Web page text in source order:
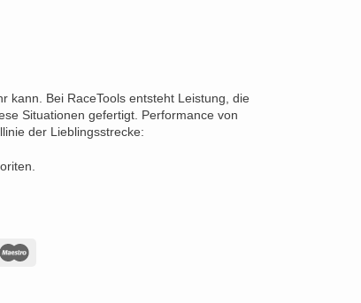
kann. Bei RaceTools entsteht Leistung, die
Situationen gefertigt. Performance von
der Lieblingsstrecke: